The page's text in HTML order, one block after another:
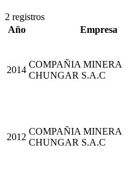
2 registros
Año
Empresa
2014
COMPAÑIA MINERA
CHUNGAR S.A.C
2012
COMPAÑIA MINERA
CHUNGAR S.A.C